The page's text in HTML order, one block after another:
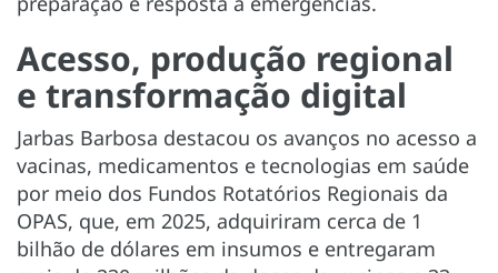
Acesso, produção regional
e transformação digital
Jarbas Barbosa destacou os avanços no acesso a
vacinas, medicamentos e tecnologias em saúde
por meio dos Fundos Rotatórios Regionais da
OPAS, que, em 2025, adquiriram cerca de 1
bilhão de dólares em insumos e entregaram